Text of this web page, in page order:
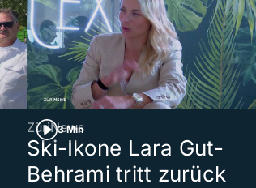
3 Min
ZüriNews
Ski-Ikone Lara Gut-
Behrami tritt zurück